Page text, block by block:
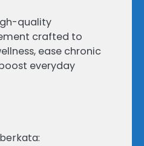
quality
crafted to
ease chronic
everyday
berkata: